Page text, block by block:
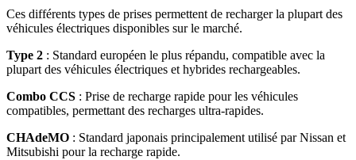
Ces différents types de prises permettent de recharger la plupart des
véhicules électriques disponibles sur le marché.
Type 2 : Standard européen le plus répandu, compatible avec la
plupart des véhicules électriques et hybrides rechargeables.
Combo CCS : Prise de recharge rapide pour les véhicules
compatibles, permettant des recharges ultra-rapides.
CHAdeMO : Standard japonais principalement utilisé par Nissan et
Mitsubishi pour la recharge rapide.